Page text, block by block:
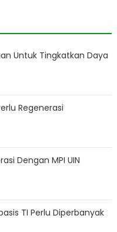
Untuk Tingkatkan Daya
Regenerasi
Dengan MPI UIN
TI Perlu Diperbanyak